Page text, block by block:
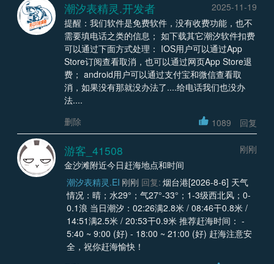
潮汐表精灵.开发者
2025-11-19
提醒：我们软件是免费软件，没有收费功能，也不
需要填电话之类的信息； 如下载其它潮汐软件扣费
可以通过下面方式处理： IOS用户可以通过App
Store订阅查看取消，也可以通过网页App Store退
费； android用户可以通过支付宝和微信查看取
消，如果没有那就没办法了....给电话我们也没办
法....
删除
1089 回复
游客_41508
刚刚
金沙滩附近今日赶海地点和时间
潮汐表精灵.EI 刚刚 回复: 烟台港[2026-8-6] 天气
情况：晴；水29°；气27°-33°；1-3级西北风；0-
0.1浪 当日潮汐：02:26满2.8米 / 08:46干0.8米 /
14:51满2.5米 / 20:53干0.9米 推荐赶海时间： -
5:40 ~ 9:00 (好) - 18:00 ~ 21:00 (好) 赶海注意安
全，祝你赶海愉快！